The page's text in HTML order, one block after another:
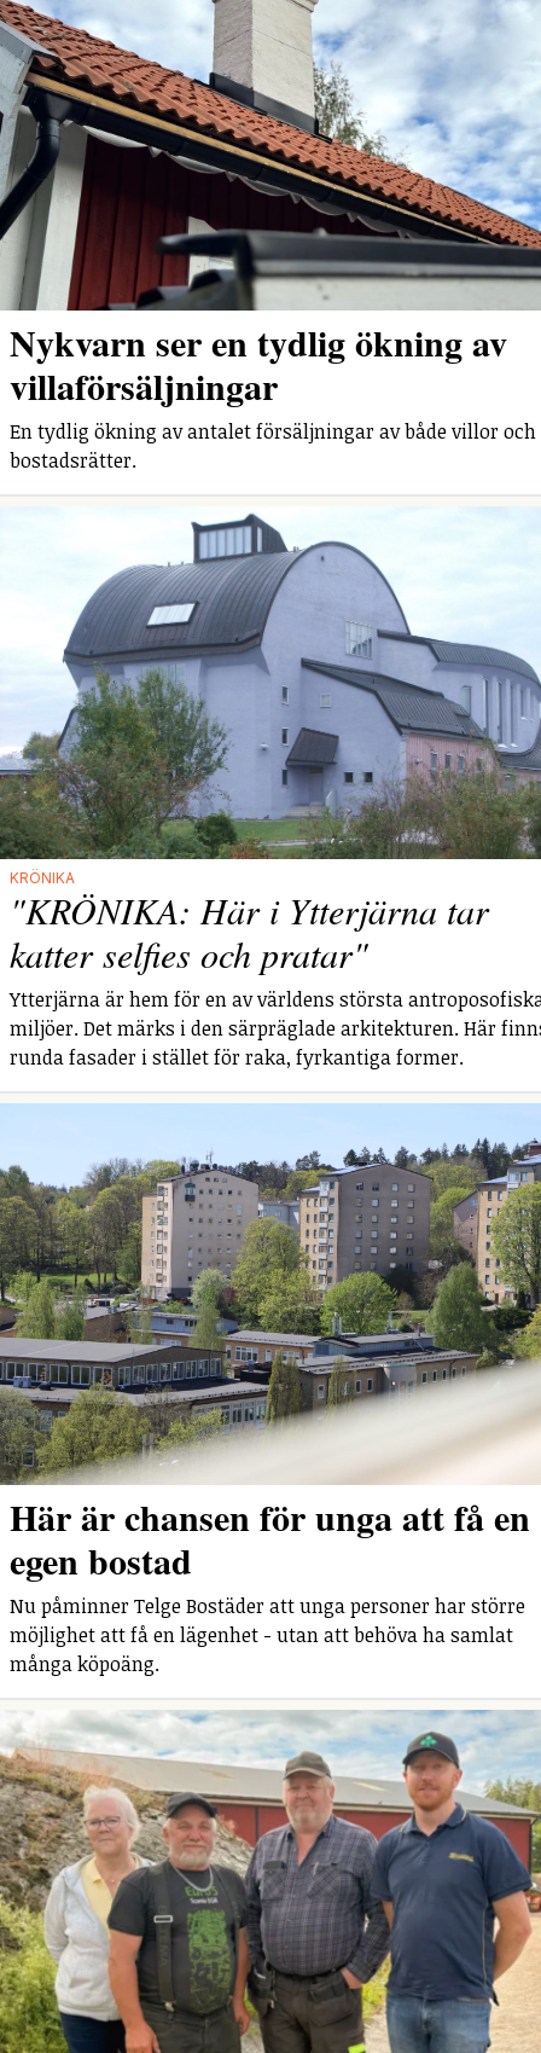
Nykvarn ser en tydlig ökning av
villaförsäljningar
En tydlig ökning av antalet försäljningar av både villor och
bostadsrätter.
KRÖNIKA
"KRÖNIKA: Här i Ytterjärna tar
katter selfies och pratar"
Ytterjärna är hem för en av världens största
miljöer. Det märks i den särpräglade arkitekturen. Här
runda fasader i stället för raka, fyrkantiga former.
Här är chansen för unga att få en
egen bostad
Nu påminner Telge Bostäder att unga personer har större
möjlighet att få en lägenhet - utan att behöva ha samlat
många köpoäng.